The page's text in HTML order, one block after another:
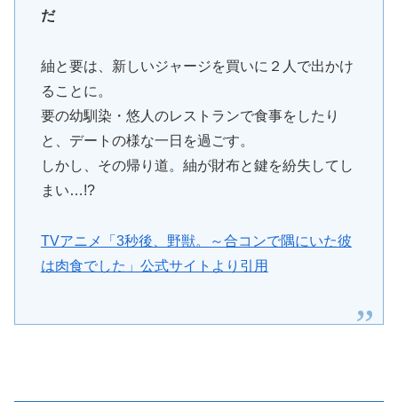
だ
紬と要は、新しいジャージを買いに２人で出かけ
ることに。
要の幼馴染・悠人のレストランで食事をしたり
と、デートの様な一日を過ごす。
しかし、その帰り道。紬が財布と鍵を紛失してし
まい…!?
TVアニメ「3秒後、野獣。～合コンで隅にいた彼
は肉食でした」公式サイトより引用